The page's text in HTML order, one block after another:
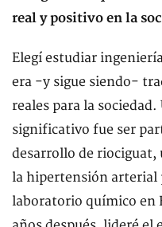
real y positivo en la
Elegí estudiar
era -y sigue siendo-
reales para la
significativo fue ser
desarrollo de
la hipertensión arterial
laboratorio químico en